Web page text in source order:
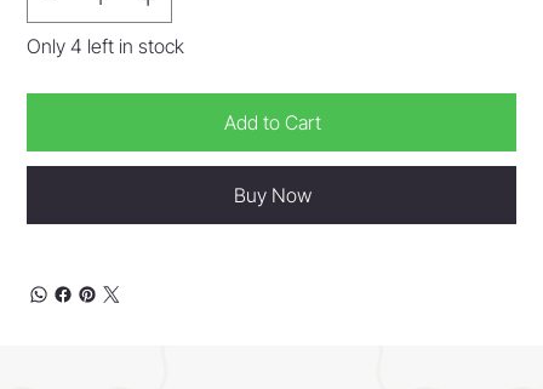
Only 4 left in stock
Add to Cart
Buy Now